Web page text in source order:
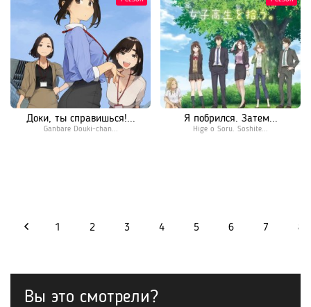
Доки, ты справишься!...
Ganbare Douki-chan...
Я побрился. Затем...
Hige o Soru. Soshite...
1 2 3 4 5 6 7 8
Вы это смотрели?